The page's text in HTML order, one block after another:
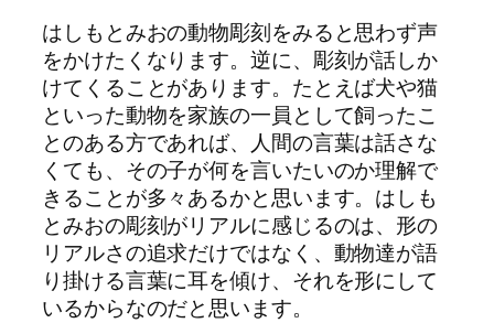
はしもとみおの動物彫刻をみると思わず声
をかけたくなります。逆に、彫刻が話しか
けてくることがあります。たとえば犬や猫
といった動物を家族の一員として飼ったこ
とのある方であれば、人間の言葉は話さな
くても、その子が何を言いたいのか理解で
きることが多々あるかと思います。はしも
とみおの彫刻がリアルに感じるのは、形の
リアルさの追求だけではなく、動物達が語
り掛ける言葉に耳を傾け、それを形にして
いるからなのだと思います。